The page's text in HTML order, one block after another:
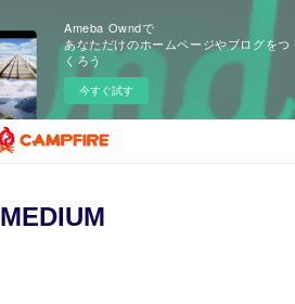
Ameba Owndで
あなただけのホームページやブログをつ
くろう
今すぐ試す
MEDIUM